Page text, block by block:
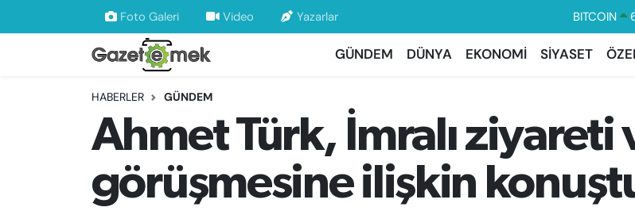
Foto Galeri Video Yazarlar
DOLAR
EURO
GÜNDEM DÜNYA EKONOMİ SİYASET
HABERLER GÜNDEM
Ahmet Türk, İmralı ziyareti
görüşmesine ilişkin
DÜNYA
EKONOMİ
EMEK HABERLERİ
YENİ MEDYADA EMEK GAZETECİLİĞİNİ
GELİŞTİRMEK
Nöbetçi Eczaneler
Hava Durumu
İstanbul Namaz Vakitleri
Trafik Durumu